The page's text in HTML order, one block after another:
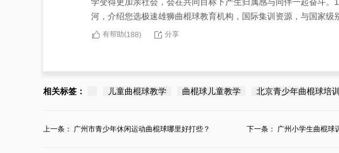
河，介绍您选极速雄狮曲棍球教育机构，国际集训资源，与国家级
有帮助(188) 分享
相关标签： 儿童曲棍球教学 曲棍球儿童教学 北京青少年曲棍球培
上一条： 广州市青少年休闲运动曲棍球哪里好打些？ 下一条： 广州小学生曲棍球